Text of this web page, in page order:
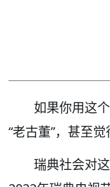
如果你用这
“老古董”，甚至
瑞典社会对